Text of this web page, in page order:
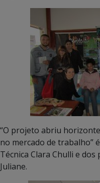
“O projeto abriu
no mercado de trabalho”
Técnica Clara Chulli e
Juliane.